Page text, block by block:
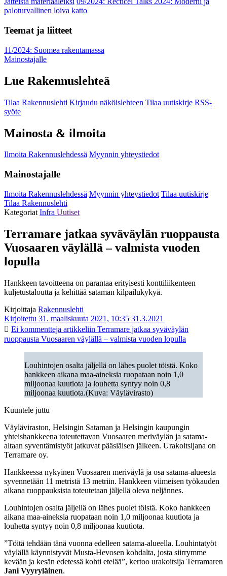
paloturvallinen loiva katto
Teemat ja liitteet
11/2024: Suomea rakentamassa
Mainostajalle
Lue Rakennuslehteä
Tilaa Rakennuslehti Kirjaudu näköislehteen Tilaa uutiskirje RSS-
syöte
Mainosta & ilmoita
Ilmoita Rakennuslehdessä Myynnin yhteystiedot
Mainostajalle
Ilmoita Rakennuslehdessä Myynnin yhteystiedot Tilaa uutiskirje
Tilaa Rakennuslehti
Kategoriat Infra Uutiset
Terramare jatkaa syväväylän ruoppausta
Vuosaaren väylällä – valmista vuoden
lopulla
Hankkeen tavoitteena on parantaa erityisesti konttiliikenteen
kuljetustaloutta ja kehittää sataman kilpailukykyä.
Kirjoittaja Rakennuslehti
Kirjoitettu 31. maaliskuuta 2021, 10:35 31.3.2021
Ei kommentteja artikkeliin Terramare jatkaa syväväylän
ruoppausta Vuosaaren väylällä – valmista vuoden lopulla
Louhintojen osalta jäljellä on lähes puolet töistä. Koko
hankkeen aikana maa-aineksia ruopataan noin 1,0
miljoonaa kuutiota ja louhetta syntyy noin 0,8
miljoonaa kuutiota.(Kuva: Väylävirasto)
Kuuntele juttu
Väyläviraston, Helsingin Sataman ja Helsingin kaupungin
yhteishankkeena toteutettavan Vuosaaren meriväylän ja satama-
altaan syventämistyöt jatkuvat pääsiäisen jälkeen. Urakoitsijana on
Terramare oy.
Hankkeessa nykyinen Vuosaaren meriväylä ja osa satama-alueesta
syvennetään 11 metristä 13 metriin. Hankkeen viimeisen työkauden
aikana ruoppauksista toteutetaan jäljellä oleva neljännes.
Louhintojen osalta jäljellä on lähes puolet töistä. Koko hankkeen
aikana maa-aineksia ruopataan noin 1,0 miljoonaa kuutiota ja
louhetta syntyy noin 0,8 miljoonaa kuutiota.
”Töitä tehdään tänä vuonna edelleen satama-alueella. Louhintatyöt
väylällä käynnistyvät Musta-Hevosen kohdalta, josta siirrymme
kevään ja kesän edetessä kohti etelää”, kertoo urakoitsija Terramaren
Jani Vyyryläinen.